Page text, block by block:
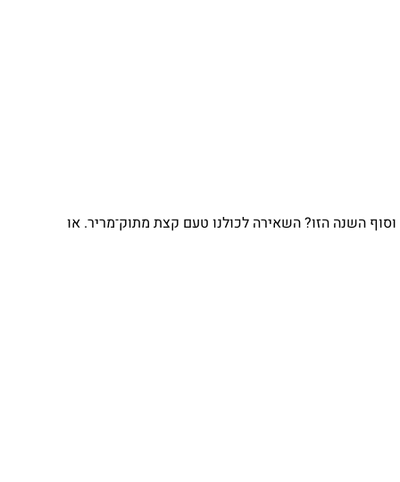
וסוף השנה הזו? השאירה לכולנו טעם קצת מתוק־מריר. או